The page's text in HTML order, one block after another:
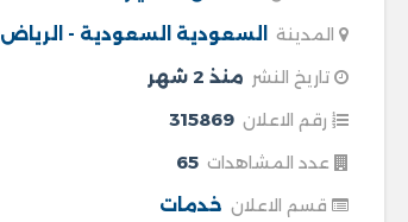
المدينة السعودية السعودية - الرياض
تاريخ النشر منذ 2 شهر
رقم الاعلان 315869
عدد المشاهدات 65
قسم الاعلان خدمات